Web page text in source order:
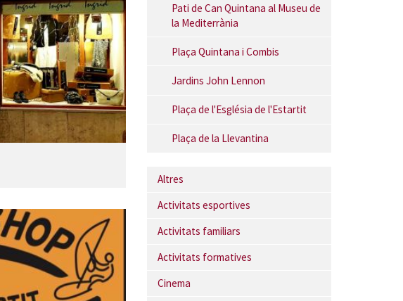
Pati de Can Quintana al Museu de
la Mediterrània
Plaça Quintana i Combis
Jardins John Lennon
Plaça de l'Església de l'Estartit
Plaça de la Llevantina
Altres
Activitats esportives
Activitats familiars
Activitats formatives
Cinema